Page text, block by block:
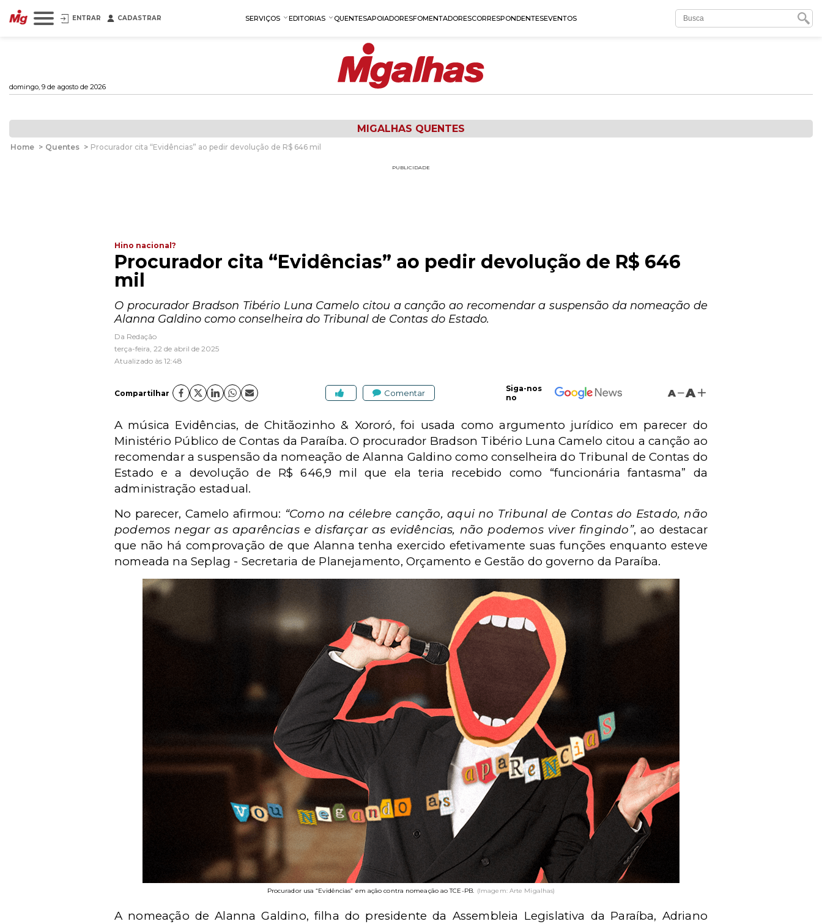
ENTRAR CADASTRAR SERVIÇOS EDITORIAS QUENTESAPOIADORESFOMENTADORESCORRESPONDENTESEVENTOS
domingo, 9 de agosto de 2026
MIGALHAS QUENTES
Home > Quentes > Procurador cita “Evidências” ao pedir devolução de R$ 646 mil
PUBLICIDADE
Hino nacional?
Procurador cita “Evidências” ao pedir devolução de R$ 646
mil
O procurador Bradson Tibério Luna Camelo citou a canção ao recomendar a suspensão da nomeação de
Alanna Galdino como conselheira do Tribunal de Contas do Estado.
Da Redação
terça-feira, 22 de abril de 2025
Atualizado às 12:48
Compartilhar Comentar
Siga-nos
no
A A
A música Evidências, de Chitãozinho & Xororó, foi usada como argumento jurídico em parecer do
Ministério Público de Contas da Paraíba. O procurador Bradson Tibério Luna Camelo citou a canção ao
recomendar a suspensão da nomeação de Alanna Galdino como conselheira do Tribunal de Contas do
Estado e a devolução de R$ 646,9 mil que ela teria recebido como “funcionária fantasma” da
administração estadual.
No parecer, Camelo afirmou: “Como na célebre canção, aqui no Tribunal de Contas do Estado, não
podemos negar as aparências e disfarçar as evidências, não podemos viver fingindo”, ao destacar
que não há comprovação de que Alanna tenha exercido efetivamente suas funções enquanto esteve
nomeada na Seplag - Secretaria de Planejamento, Orçamento e Gestão do governo da Paraíba.
Procurador usa “Evidências” em ação contra nomeação ao TCE-PB. (Imagem: Arte Migalhas)
A nomeação de Alanna Galdino, filha do presidente da Assembleia Legislativa da Paraíba, Adriano